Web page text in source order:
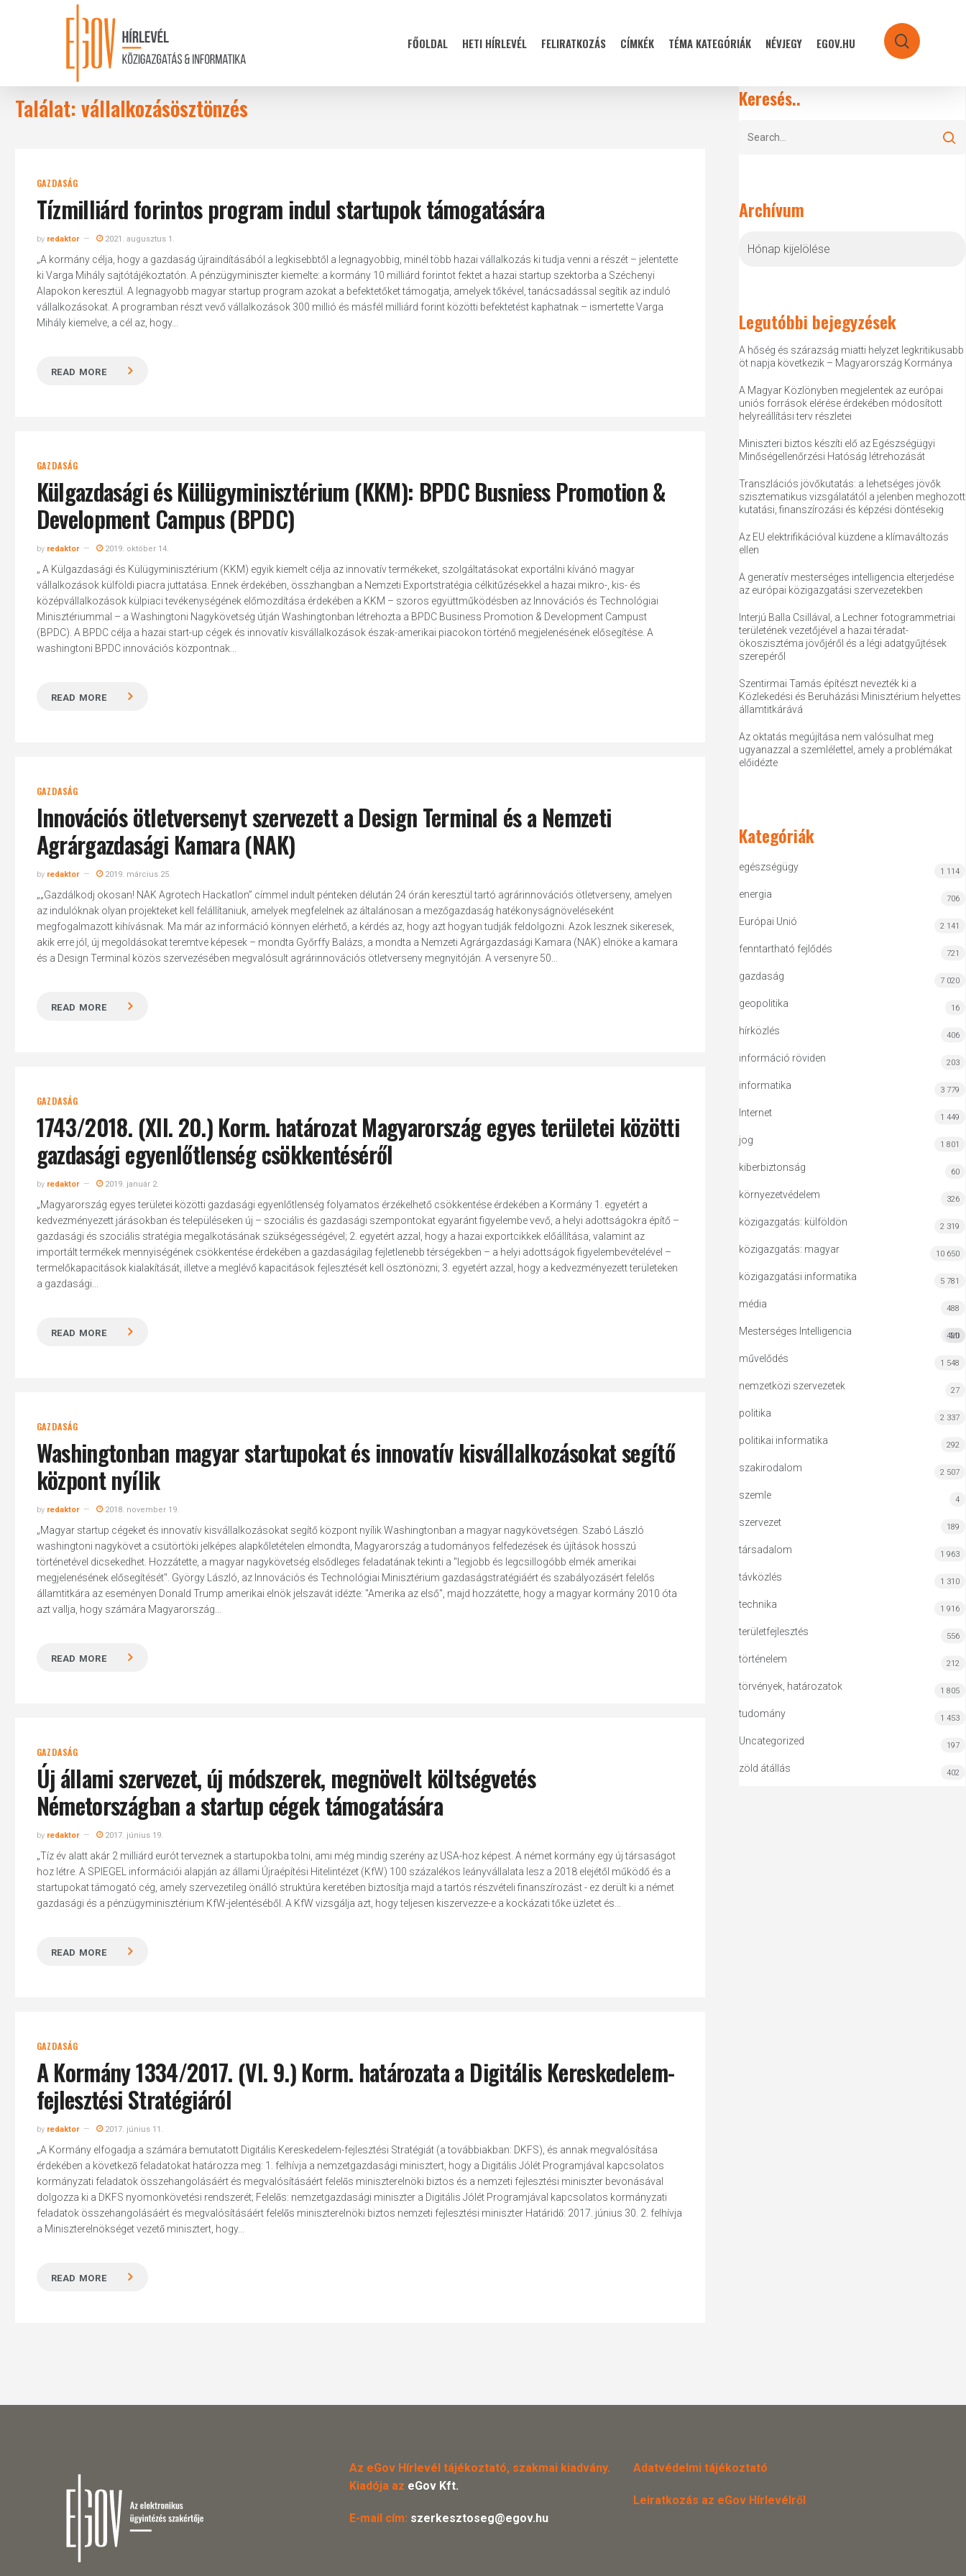
Hit enter to search or ESC to close
FŐOLDAL HETI HÍRLEVÉL FELIRATKOZÁS CÍMKÉK TÉMA KATEGÓRIÁK NÉVJEGY EGOV.HU search
Találat: vállalkozásösztönzés
GAZDASÁG
Tízmilliárd forintos program indul startupok támogatására
by redaktor 2021. augusztus 1.
„A kormány célja, hogy a gazdaság újraindításából a legkisebbtől a legnagyobbig, minél több hazai vállalkozás ki tudja venni a részét – jelentette
ki Varga Mihály sajtótájékoztatón. A pénzügyminiszter kiemelte: a kormány 10 milliárd forintot fektet a hazai startup szektorba a Széchenyi
Alapokon keresztül. A legnagyobb magyar startup program azokat a befektetőket támogatja, amelyek tőkével, tanácsadással segítik az induló
vállalkozásokat. A programban részt vevő vállalkozások 300 millió és másfél milliárd forint közötti befektetést kaphatnak – ismertette Varga
Mihály kiemelve, a cél az, hogy...
READ MORE
GAZDASÁG
Külgazdasági és Külügyminisztérium (KKM): BPDC Busniess Promotion &
Development Campus (BPDC)
by redaktor 2019. október 14.
„ A Külgazdasági és Külügyminisztérium (KKM) egyik kiemelt célja az innovatív termékeket, szolgáltatásokat exportálni kívánó magyar
vállalkozások külföldi piacra juttatása. Ennek érdekében, összhangban a Nemzeti Exportstratégia célkitűzésekkel a hazai mikro-, kis- és
középvállalkozások külpiaci tevékenységének előmozdítása érdekében a KKM – szoros együttműködésben az Innovációs és Technológiai
Minisztériummal – a Washingtoni Nagykövetség útján Washingtonban létrehozta a BPDC Business Promotion & Development Campust
(BPDC). A BPDC célja a hazai start-up cégek és innovatív kisvállalkozások észak-amerikai piacokon történő megjelenésének elősegítése. A
washingtoni BPDC innovációs központnak...
READ MORE
GAZDASÁG
Innovációs ötletversenyt szervezett a Design Terminal és a Nemzeti
Agrárgazdasági Kamara (NAK)
by redaktor 2019. március 25.
„„Gazdálkodj okosan! NAK Agrotech Hackatlon” címmel indult pénteken délután 24 órán keresztül tartó agrárinnovációs ötletverseny, amelyen
az indulóknak olyan projekteket kell felállítaniuk, amelyek megfelelnek az általánosan a mezőgazdaság hatékonyságnöveléseként
megfogalmazott kihívásnak. Ma már az információ könnyen elérhető, a kérdés az, hogy azt hogyan tudják feldolgozni. Azok lesznek sikeresek,
akik erre jól, új megoldásokat teremtve képesek – mondta Győrffy Balázs, a mondta a Nemzeti Agrárgazdasági Kamara (NAK) elnöke a kamara
és a Design Terminal közös szervezésében megvalósult agrárinnovációs ötletverseny megnyitóján. A versenyre 50...
READ MORE
GAZDASÁG
1743/2018. (XII. 20.) Korm. határozat Magyarország egyes területei közötti
gazdasági egyenlőtlenség csökkentéséről
by redaktor 2019. január 2.
„Magyarország egyes területei közötti gazdasági egyenlőtlenség folyamatos érzékelhető csökkentése érdekében a Kormány 1. egyetért a
kedvezményezett járásokban és településeken új – szociális és gazdasági szempontokat egyaránt figyelembe vevő, a helyi adottságokra építő –
gazdasági és szociális stratégia megalkotásának szükségességével; 2. egyetért azzal, hogy a hazai exportcikkek előállítása, valamint az
importált termékek mennyiségének csökkentése érdekében a gazdaságilag fejletlenebb térségekben – a helyi adottságok figyelembevételével –
termelőkapacitások kialakítását, illetve a meglévő kapacitások fejlesztését kell ösztönözni; 3. egyetért azzal, hogy a kedvezményezett területeken
a gazdasági...
READ MORE
GAZDASÁG
Washingtonban magyar startupokat és innovatív kisvállalkozásokat segítő
központ nyílik
by redaktor 2018. november 19.
„Magyar startup cégeket és innovatív kisvállalkozásokat segítő központ nyílik Washingtonban a magyar nagykövetségen. Szabó László
washingtoni nagykövet a csütörtöki jelképes alapkőletételen elmondta, Magyarország a tudományos felfedezések és újítások hosszú
történetével dicsekedhet. Hozzátette, a magyar nagykövetség elsődleges feladatának tekinti a "legjobb és legcsillogóbb elmék amerikai
megjelenésének elősegítését". György László, az Innovációs és Technológiai Minisztérium gazdaságstratégiáért és szabályozásért felelős
államtitkára az eseményen Donald Trump amerikai elnök jelszavát idézte: "Amerika az első", majd hozzátette, hogy a magyar kormány 2010 óta
azt vallja, hogy számára Magyarország...
READ MORE
GAZDASÁG
Új állami szervezet, új módszerek, megnövelt költségvetés
Németországban a startup cégek támogatására
by redaktor 2017. június 19.
„Tíz év alatt akár 2 milliárd eurót terveznek a startupokba tolni, ami még mindig szerény az USA-hoz képest. A német kormány egy új társaságot
hoz létre. A SPIEGEL információi alapján az állami Újraépítési Hitelintézet (KfW) 100 százalékos leányvállalata lesz a 2018 elejétől működő és a
startupokat támogató cég, amely szervezetileg önálló struktúra keretében biztosítja majd a tartós részvételi finanszírozást - ez derült ki a német
gazdasági és a pénzügyminisztérium KfW-jelentéséből. A KfW vizsgálja azt, hogy teljesen kiszervezze-e a kockázati tőke üzletet és...
READ MORE
GAZDASÁG
A Kormány 1334/2017. (VI. 9.) Korm. határozata a Digitális Kereskedelem-
fejlesztési Stratégiáról
by redaktor 2017. június 11.
„A Kormány elfogadja a számára bemutatott Digitális Kereskedelem-fejlesztési Stratégiát (a továbbiakban: DKFS), és annak megvalósítása
érdekében a következő feladatokat határozza meg: 1. felhívja a nemzetgazdasági minisztert, hogy a Digitális Jólét Programjával kapcsolatos
kormányzati feladatok összehangolásáért és megvalósításáért felelős miniszterelnöki biztos és a nemzeti fejlesztési miniszter bevonásával
dolgozza ki a DKFS nyomonkövetési rendszerét; Felelős: nemzetgazdasági miniszter a Digitális Jólét Programjával kapcsolatos kormányzati
feladatok összehangolásáért és megvalósításáért felelős miniszterelnöki biztos nemzeti fejlesztési miniszter Határidő: 2017. június 30. 2. felhívja
a Miniszterelnökséget vezető minisztert, hogy...
READ MORE
Keresés..
Archívum
Legutóbbi bejegyzések
A hőség és szárazság miatti helyzet legkritikusabb
öt napja következik – Magyarország Kormánya
A Magyar Közlönyben megjelentek az európai
uniós források elérése érdekében módosított
helyreállítási terv részletei
Miniszteri biztos készíti elő az Egészségügyi
Minőségellenőrzési Hatóság létrehozását
Transzlációs jövőkutatás: a lehetséges jövők
szisztematikus vizsgálatától a jelenben meghozott
kutatási, finanszírozási és képzési döntésekig
Az EU elektrifikációval küzdene a klímaváltozás
ellen
A generatív mesterséges intelligencia elterjedése
az európai közigazgatási szervezetekben
Interjú Balla Csillával, a Lechner fotogrammetriai
területének vezetőjével a hazai téradat-
ökoszisztéma jövőjéről és a légi adatgyűjtések
szerepéről
Szentirmai Tamás építészt nevezték ki a
Közlekedési és Beruházási Minisztérium helyettes
államtitkárává
Az oktatás megújítása nem valósulhat meg
ugyanazzal a szemlélettel, amely a problémákat
előidézte
Kategóriák
egészségügy 1 114
energia 706
Európai Unió 2 141
fenntartható fejlődés 721
gazdaság 7 020
geopolitika 16
hírközlés 406
információ röviden 203
informatika 3 779
Internet 1 449
jog 1 801
kiberbiztonság 60
környezetvédelem 326
közigazgatás: külföldön 2 319
közigazgatás: magyar 10 650
közigazgatási informatika 5 781
média 488
Mesterséges Intelligencia MI
420
művelődés 1 548
nemzetközi szervezetek 27
politika 2 337
politikai informatika 292
szakirodalom 2 507
szemle 4
szervezet 189
társadalom 1 963
távközlés 1 310
technika 1 916
területfejlesztés 556
történelem 212
törvények, határozatok 1 805
tudomány 1 453
Uncategorized 197
zöld átállás 402
Az eGov Hírlevél tájékoztató, szakmai kiadvány.
Kiadója az eGov Kft.
E-mail cím: szerkesztoseg@egov.hu
Adatvédelmi tájékoztató
Leiratkozás az eGov Hírlevélről